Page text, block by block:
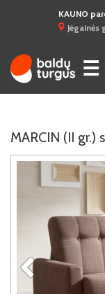
KAUNO
Jėgainės
☰
MARCIN (II